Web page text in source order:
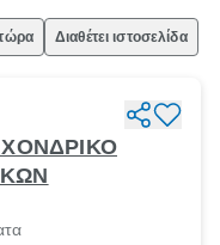
Διαθέτει ιστοσελίδα
ΧΟΝΔΡΙΚΟ